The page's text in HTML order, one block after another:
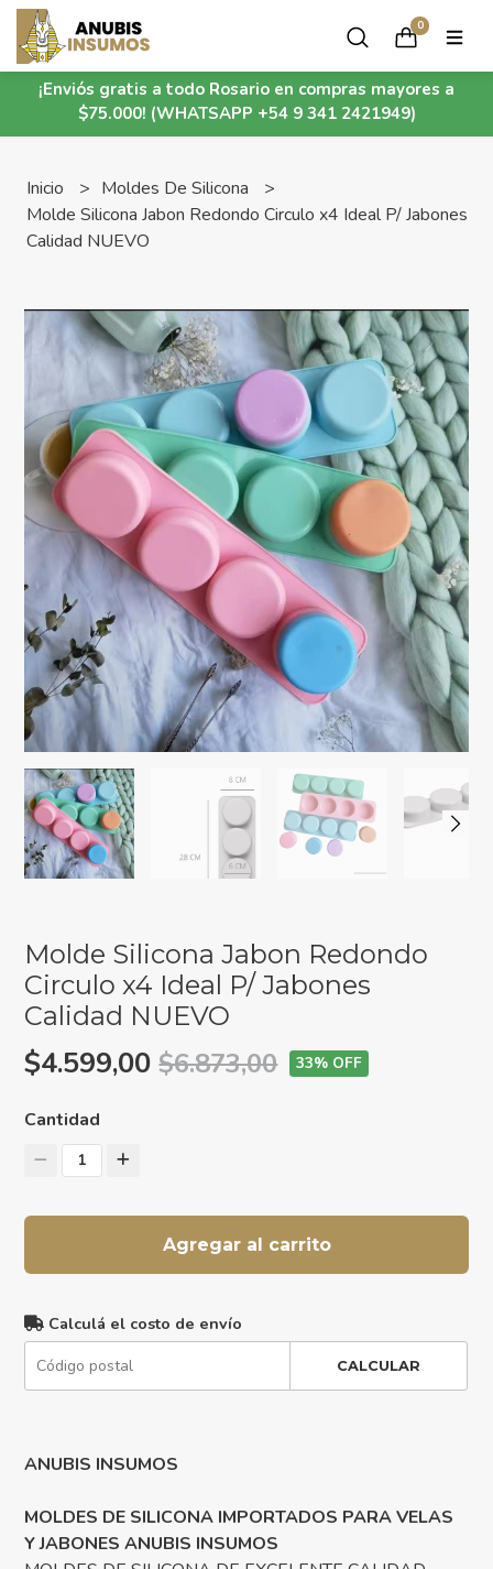
¡Enviós gratis a todo Rosario en compras mayores a
$75.000! (WHATSAPP +54 9 341 2421949)
0
Inicio
Moldes De Silicona
Molde Silicona Jabon Redondo Circulo x4 Ideal P/ Jabones
Calidad NUEVO
Molde Silicona Jabon Redondo
Circulo x4 Ideal P/ Jabones
Calidad NUEVO
$4.599,00$6.873,00 33% OFF
Cantidad
1
Agregar al carrito
Calculá el costo de envío
CALCULAR
ANUBIS INSUMOS
MOLDES DE SILICONA IMPORTADOS PARA VELAS
Y JABONES ANUBIS INSUMOS